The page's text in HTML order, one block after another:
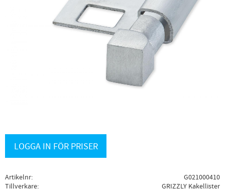
LOGGA IN FÖR PRISER
Artikelnr
G021000410
Tillverkare
GRIZZLY Kakellister